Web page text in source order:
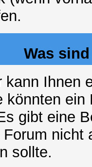
Was
kann Ihnen
könnten
gibt eine
nicht
sollte.